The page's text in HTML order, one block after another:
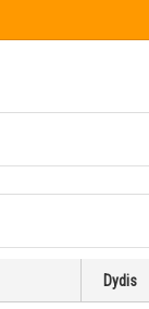
Dydis